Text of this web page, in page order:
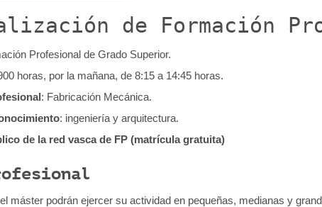
de Formación
Profesional de Grado Superior.
horas, por la mañana, de 8:15 a 14:45 horas.
: Fabricación Mecánica.
: ingeniería y arquitectura.
de la red vasca de FP (matrícula gratuita)
máster podrán ejercer su actividad en pequeñas, medianas y